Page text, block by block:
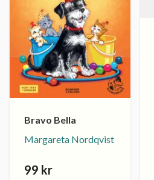
Bravo Bella
Margareta Nordqvist
99 kr